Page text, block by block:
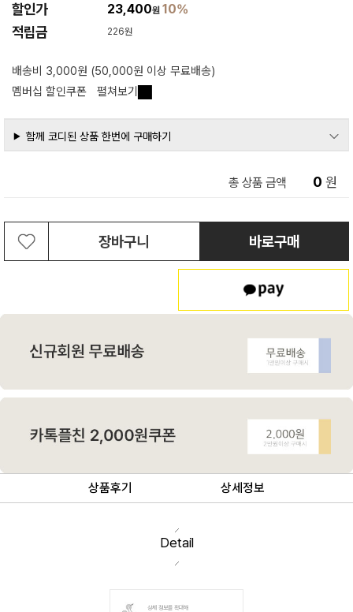
할인가 23,400원10%
적립금 226원
배송비 3,000원 (50,000원 이상 무료배송)
멤버십 할인쿠폰
펼쳐보기
함께 코디된 상품 한번에 구매하기
총 상품 금액 0 원
장바구니 바로구매
상품후기 상세정보
Detail
상세 정보를 확대해